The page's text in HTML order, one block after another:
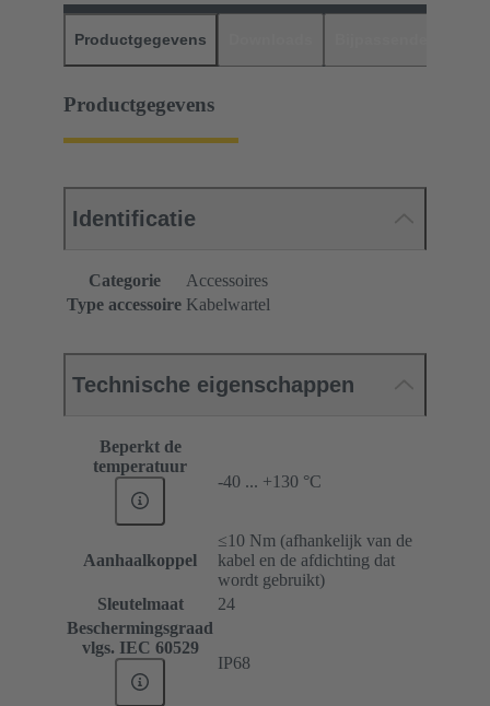
Productgegevens
Productgegevens
Identificatie
Categorie
Accessoires
Type accessoire Kabelwartel
Technische eigenschappen
Beperkt de
temperatuur
-40 ... +130 °C
Aanhaalkoppel
≤10 Nm (afhankelijk van de
kabel en de afdichting dat
wordt gebruikt)
Sleutelmaat
24
Beschermingsgraad
vlgs. IEC 60529
IP68